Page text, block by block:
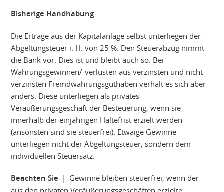
Bisherige Handhabung
Die Erträge aus der Kapitalanlage selbst unterliegen der
Abgeltungsteuer i. H. von 25 %. Den Steuerabzug nimmt
die Bank vor. Dies ist und bleibt auch so. Bei
Währungsgewinnen/-verlusten aus verzinsten und nicht
verzinsten Fremdwährungsguthaben verhält es sich aber
anders. Diese unterliegen als privates
Veräußerungsgeschäft der Besteuerung, wenn sie
innerhalb der einjährigen Haltefrist erzielt werden
(ansonsten sind sie steuerfrei). Etwaige Gewinne
unterliegen nicht der Abgeltungsteuer, sondern dem
individuellen Steuersatz.
Beachten Sie | Gewinne bleiben steuerfrei, wenn der